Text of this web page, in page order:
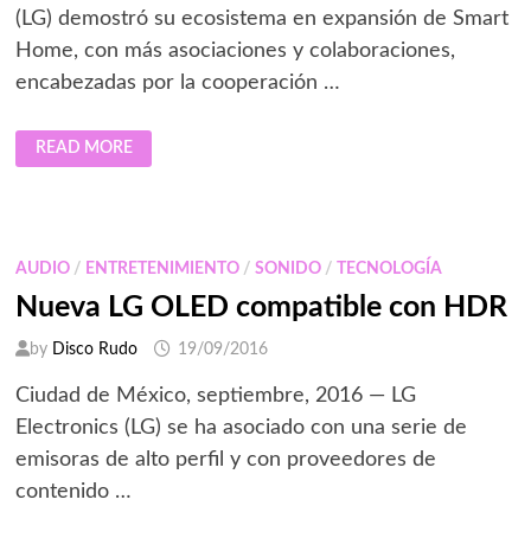
(LG) demostró su ecosistema en expansión de Smart
Home, con más asociaciones y colaboraciones,
encabezadas por la cooperación …
ECOSISTEMA
DE
IOT
READ MORE
AUDIO/ ENTRETENIMIENTO/ SONIDO/ TECNOLOGÍA
Nueva LG OLED compatible con HDR
by Disco Rudo 19/09/2016
Ciudad de México, septiembre, 2016 — LG
Electronics (LG) se ha asociado con una serie de
emisoras de alto perfil y con proveedores de
contenido …